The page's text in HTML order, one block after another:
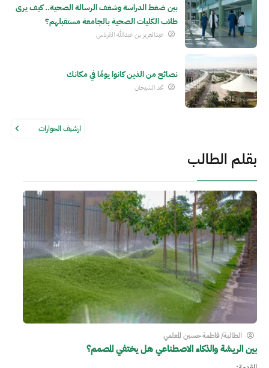
بين ضغط الدراسة وشغف الرسالة الصحية.. كيف يرى
طلاب الكليات الصحية بالجامعة مستقبلهم؟
عبدالعزيز بن عبدالله القرناس
نصائح من الذين كانوا يومًا في مكانك
محمد الشيحان
ارشيف الحوارات
بقلم الطالب
الطالبة/ فاطمة حسين المعلمي
بين الريشة والذكاء الاصطناعي هل يختفي المصمم؟